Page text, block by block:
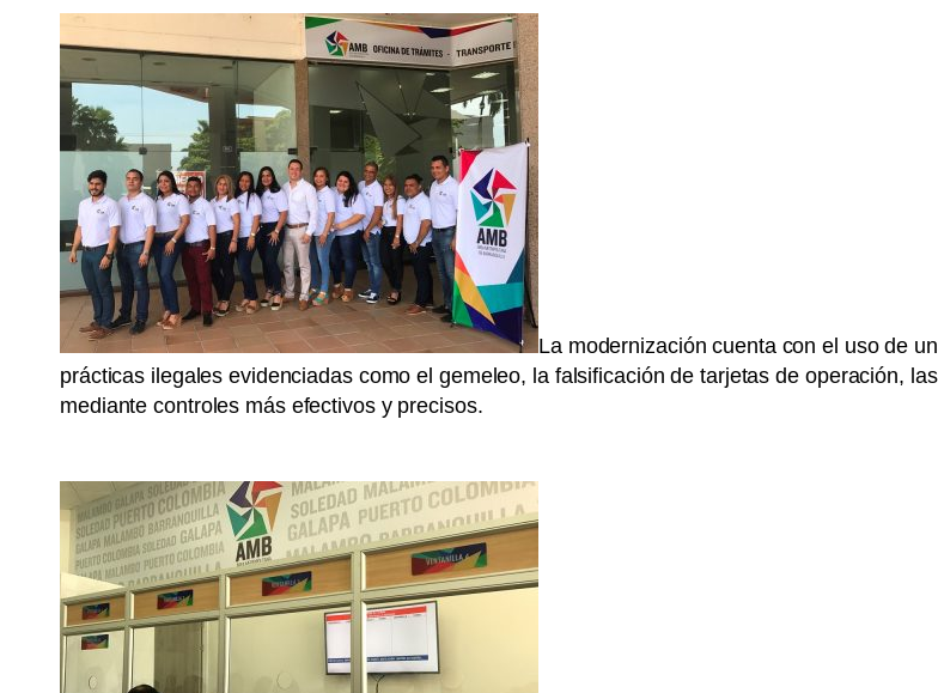
La modernización cuenta con el uso de
prácticas ilegales evidenciadas como el gemeleo, la falsificación de tarjetas de operación,
mediante controles más efectivos y precisos.